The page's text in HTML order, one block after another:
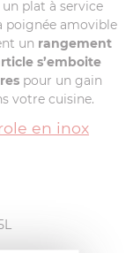
un plat à service
poignée amovible
un rangement
s’emboite
pour un gain
votre cuisine.
en inox